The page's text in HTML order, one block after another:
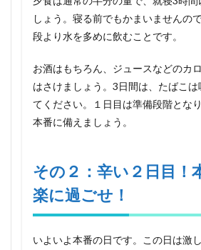
楽に
過ご
せ！
3
３：
最終
日は
調整
絶食
しよ
う！
4
４：
しょう。寝る前でもかまいませんの
段より水を多めに飲むことです。
お酒はもちろん、ジュースなどのカ
はさけましょう。3日間は、たばこ
てください。１日目は準備段階とな
本番に備えましょう。
その２：辛い２日目！
楽に過ごせ！
いよいよ本番の日です。この日は激